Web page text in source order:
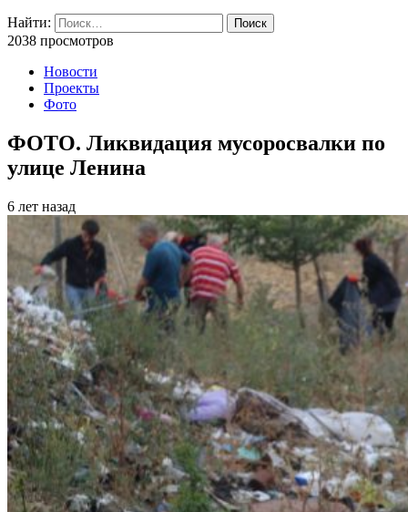
Найти:
2038 просмотров
Новости
Проекты
Фото
ФОТО. Ликвидация мусоросвалки по
улице Ленина
6 лет назад